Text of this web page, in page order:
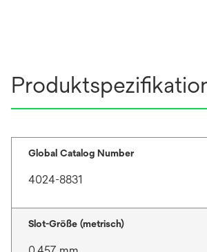
Global Catalog Number
4024-8831
Slot-Größe (metrisch)